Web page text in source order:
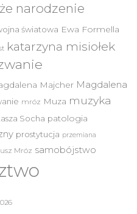
narodzenie
światowa Ewa Formella
katarzyna misiołek
Majcher Magdalena
mróz Muza muzyka
Socha patologia
prostytucja przemiana
Mróz samobójstwo